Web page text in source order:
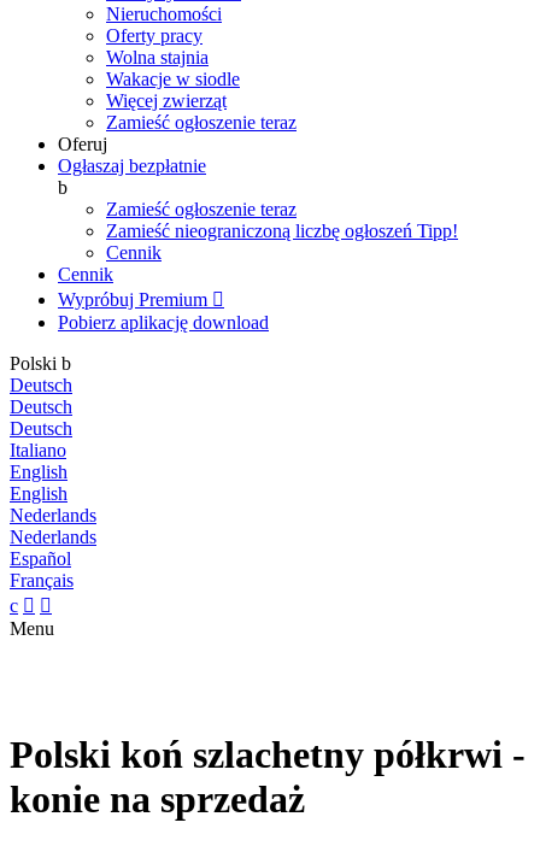
Nieruchomości
Oferty pracy
Wolna stajnia
Wakacje w siodle
Więcej zwierząt
Zamieść ogłoszenie teraz
Oferuj
Ogłaszaj bezpłatnie
b
Zamieść ogłoszenie teraz
Zamieść nieograniczoną liczbę ogłoszeń Tipp!
Cennik
Cennik
Wypróbuj Premium 
Pobierz aplikację download
Polski b
Deutsch
Deutsch
Deutsch
Italiano
English
English
Nederlands
Nederlands
Español
Français
c  
Menu
Polski koń szlachetny półkrwi -
konie na sprzedaż